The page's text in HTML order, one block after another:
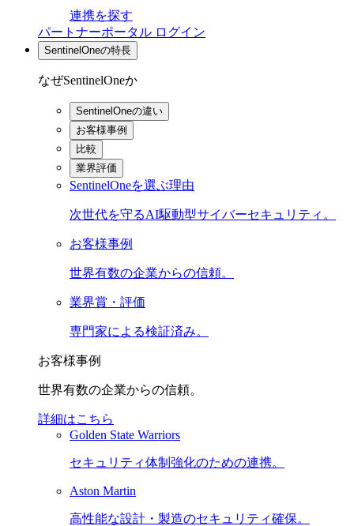
連携を探す
パートナーポータル ログイン
SentinelOneの特長
なぜSentinelOneか
SentinelOneの違い
お客様事例
比較
業界評価
SentinelOneを選ぶ理由
次世代を守るAI駆動型サイバーセキュリティ。
お客様事例
世界有数の企業からの信頼。
業界賞・評価
専門家による検証済み。
お客様事例
世界有数の企業からの信頼。
詳細はこちら
Golden State Warriors
セキュリティ体制強化のための連携。
Aston Martin
高性能な設計・製造のセキュリティ確保。